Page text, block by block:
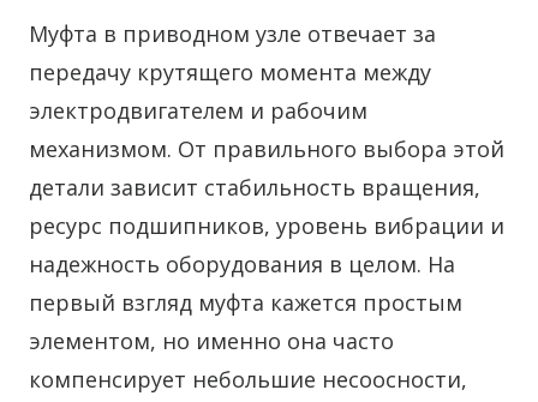
Муфта в приводном узле отвечает за
передачу крутящего момента между
электродвигателем и рабочим
механизмом. От правильного выбора этой
детали зависит стабильность вращения,
ресурс подшипников, уровень вибрации и
надежность оборудования в целом. На
первый взгляд муфта кажется простым
элементом, но именно она часто
компенсирует небольшие несоосности,